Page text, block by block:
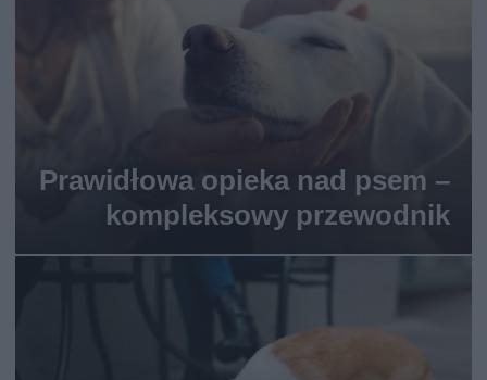
Prawidłowa opieka nad psem –
kompleksowy przewodnik